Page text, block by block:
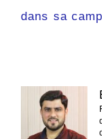
dans sa